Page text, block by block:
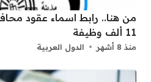
11 ألف وظيفة
منذ 8 أشهر الدول العربية